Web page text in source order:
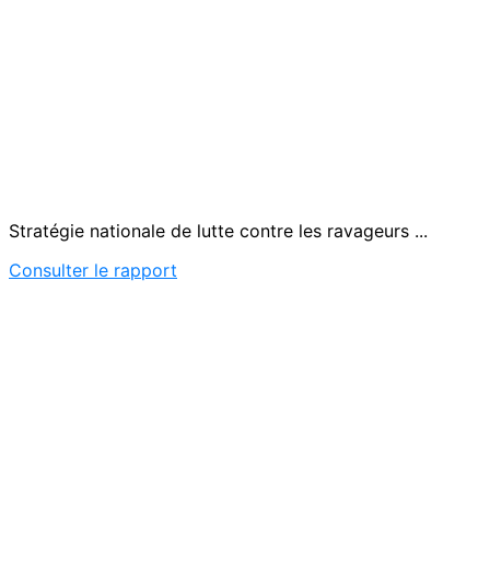
Stratégie nationale de lutte contre les ravageurs ...
Consulter le rapport